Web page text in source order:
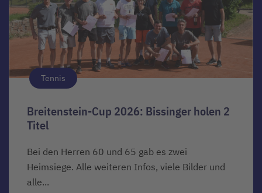
Tennis
Breitenstein-Cup 2026: Bissinger holen 2
Titel
Bei den Herren 60 und 65 gab es zwei
Heimsiege. Alle weiteren Infos, viele Bilder und
alle...